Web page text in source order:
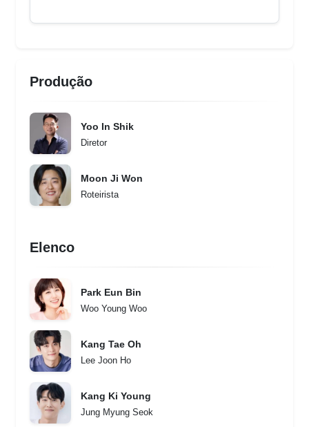
Produção
Yoo In Shik
Diretor
Moon Ji Won
Roteirista
Elenco
Park Eun Bin
Woo Young Woo
Kang Tae Oh
Lee Joon Ho
Kang Ki Young
Jung Myung Seok